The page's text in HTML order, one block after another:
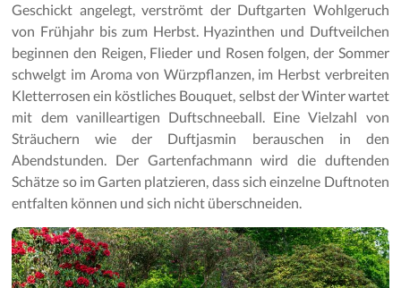
Geschickt angelegt, verströmt der Duftgarten Wohlgeruch
von Frühjahr bis zum Herbst. Hyazinthen und Duftveilchen
beginnen den Reigen, Flieder und Rosen folgen, der Sommer
schwelgt im Aroma von Würzpflanzen, im Herbst verbreiten
Kletterrosen ein köstliches Bouquet, selbst der Winter wartet
mit dem vanilleartigen Duftschneeball. Eine Vielzahl von
Sträuchern wie der Duftjasmin berauschen in den
Abendstunden. Der Gartenfachmann wird die duftenden
Schätze so im Garten platzieren, dass sich einzelne Duftnoten
entfalten können und sich nicht überschneiden.